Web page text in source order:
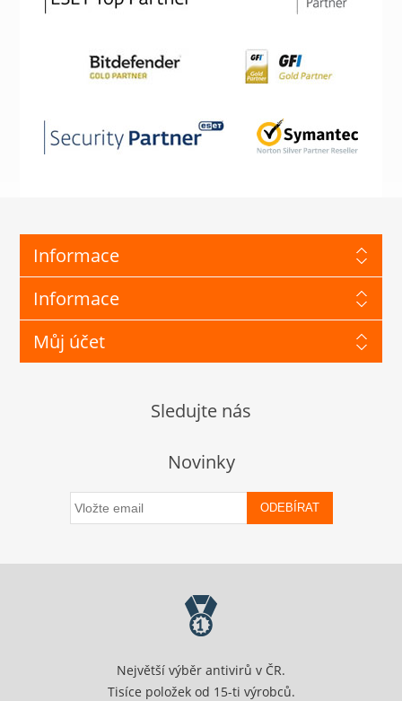
Informace
Informace
Můj účet
Sledujte nás
Novinky
ODEBÍRAT
Největší výběr antivirů v ČR.
Tisíce položek od 15-ti výrobců.